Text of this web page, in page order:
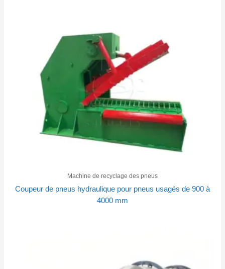
Machine de recyclage des pneus
Coupeur de pneus hydraulique pour pneus usagés de 900 à
4000 mm